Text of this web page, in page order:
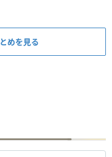
めを見る